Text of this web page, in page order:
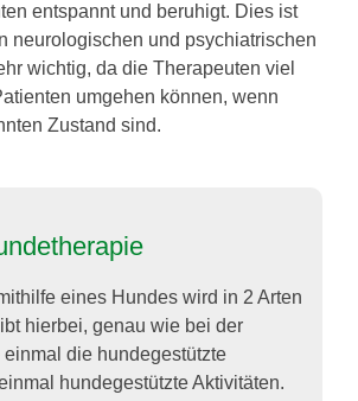
entspannt und beruhigt. Dies ist
neurologischen und psychiatrischen
wichtig, da die Therapeuten viel
umgehen können, wenn
Zustand sind.
eines Hundes wird in 2 Arten
hierbei, genau wie bei der
die hundegestützte
hundegestützte Aktivitäten.